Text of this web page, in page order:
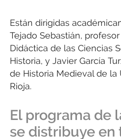
Están dirigidas
Tejado Sebastián,
Didáctica de las Ciencias
Historia, y Javier García
de Historia Medieval de la
Rioja.
El programa de
se distribuye en